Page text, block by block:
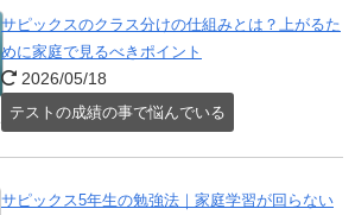
サピックスのクラス分けの仕組みとは？上がるた
めに家庭で見るべきポイント
2026/05/18
テストの成績の事で悩んでいる
サピックス5年生の勉強法｜家庭学習が回らない